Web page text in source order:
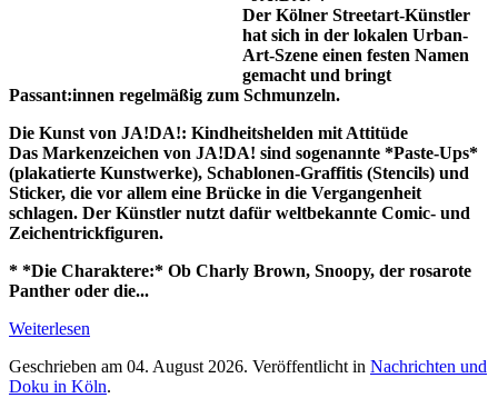
Der Kölner Streetart-Künstler
hat sich in der lokalen Urban-
Art-Szene einen festen Namen
gemacht und bringt
Passant:innen regelmäßig zum Schmunzeln.
Die Kunst von JA!DA!: Kindheitshelden mit Attitüde
Das Markenzeichen von JA!DA! sind sogenannte *Paste-Ups*
(plakatierte Kunstwerke), Schablonen-Graffitis (Stencils) und
Sticker, die vor allem eine Brücke in die Vergangenheit
schlagen. Der Künstler nutzt dafür weltbekannte Comic- und
Zeichentrickfiguren.
* *Die Charaktere:* Ob Charly Brown, Snoopy, der rosarote
Panther oder die...
Weiterlesen
Geschrieben am 04. August 2026. Veröffentlicht in Nachrichten und
Doku in Köln.